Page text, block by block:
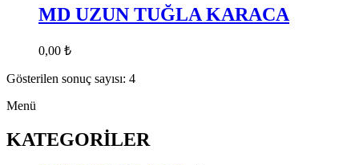
MD UZUN TUĞLA KARACA
0,00 ₺
Gösterilen sonuç sayısı: 4
Menü
KATEGORİLER